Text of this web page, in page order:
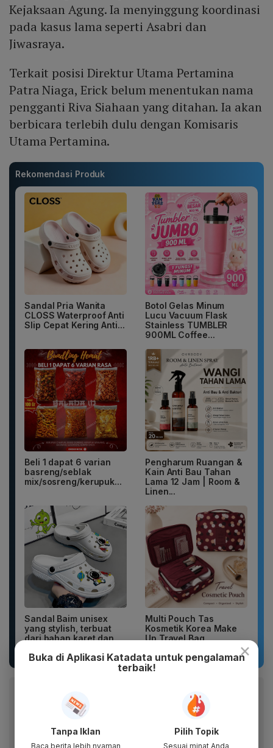
Kejaksaan Agung. Ia menyinggung koordinasi
pada kasus lama seperti Asabri dan
Jiwasraya.
Terkait posisi Direktur Utama Pertamina
Patra Niaga, Erick belum menentukan nama
pengganti Riva Siahaan yang ditahan. Ia akan
berbicara terlebih dulu dengan Komisaris
Utama Pertamina.
Rekomendasi Produk
Sandal Pria Wanita
CLOSS Waterproof Anti
Slip Cepat Kering Anti...
Botol Gelas Minum
Lucu Vacuum Flask
Stainless TUMBLER
900ML Coffee...
Beli 1 dapat 6 varian
basreng/seblak
mix/sosreng/kerupuk...
Pengharum Ruangan &
Kain Anti Bau Tahan
Lama 12 Jam | Room &
Linen...
Sandal Baim unisex
yang stylish, terbuat
dari bahan karet dan
Multi Pouch Tas
Kosmetik Korea Make
Up Travel Bag
Baca artikel ini lewat aplikasi mobile.
Dapatkan pengalaman membaca lebih nyaman dan nikmati
×
Buka di Aplikasi Katadata untuk pengalaman
terbaik!
Tanpa Iklan
Baca berita lebih nyaman
Pilih Topik
Sesuai minat Anda